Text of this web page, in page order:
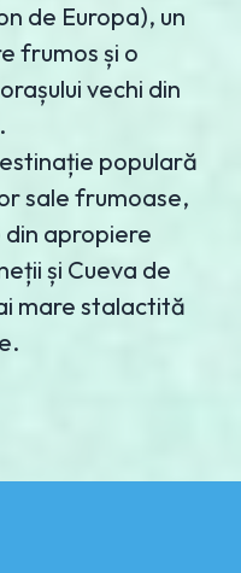
de Europa), un
frumos și o
vechi din
populară
sale frumoase,
apropiere
și Cueva de
mare stalactită